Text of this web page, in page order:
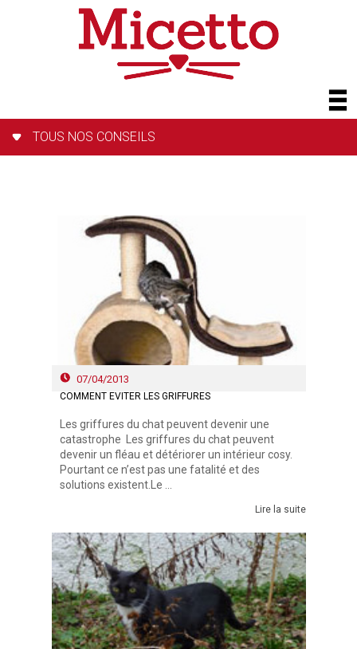
TOUS NOS CONSEILS
07/04/2013
COMMENT ÉVITER LES GRIFFURES
Les griffures du chat peuvent devenir une
catastrophe Les griffures du chat peuvent
devenir un fléau et détériorer un intérieur cosy.
Pourtant ce n’est pas une fatalité et des
solutions existent.Le ...
Lire la suite